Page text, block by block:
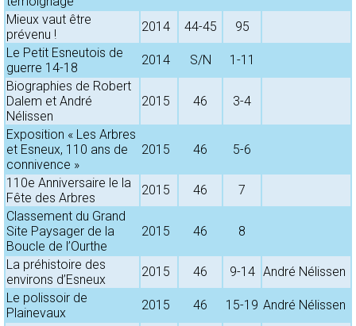
Mieux vaut être
prévenu !
2014 44-45
95
Le Petit Esneutois de
guerre 14-18
2014 S/N
1-11
Biographies de Robert
Dalem et André
Nélissen
2015 46 3-4
Exposition « Les Arbres
et Esneux, 110 ans de
connivence »
2015 46 5-6
110e Anniversaire le la
Fête des Arbres
2015 46
7
Classement du Grand
Site Paysager de la
Boucle de l’Ourthe
2015 46 8
La préhistoire des
environs d’Esneux
2015 46 9-14 André Nélissen
Le polissoir de
Plainevaux
2015 46 15-19 André Nélissen